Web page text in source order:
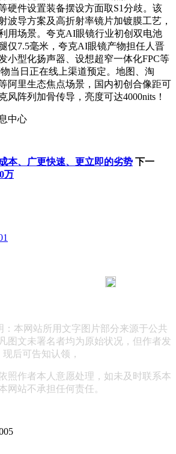
硬件设置装备摆设方面取S1分歧。该
波导方案及高折射率镜片加镀膜工艺，
用场景。夸克AI眼镜行业初创双电池
仅7.5毫米，夸克AI眼镜产物担任人晋
小型化扬声器、设想超窄一体化FPC等
当日正在线上渠道预定。地图、淘
阿里生态焦点场景，国内初创合像距可
风阵列加骨传导，亮度可达4000nits！
中心
本、广更快速、更立即的劣势 下一
万
：本网站所用文字图片部分来源于公共
图文未署名者均为原始状况，但作者发
现后可告知认领，
照作者本人意愿处理，如未及时联系本
网站不承担任何责任。